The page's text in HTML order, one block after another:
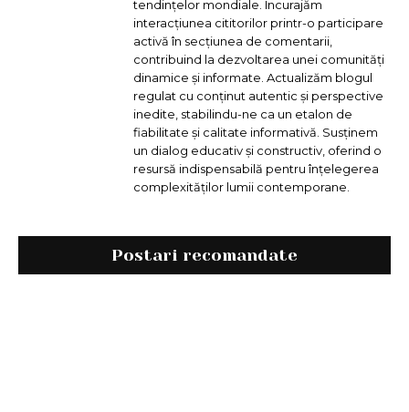
tendințelor mondiale. Încurajăm
interacțiunea cititorilor printr-o participare
activă în secțiunea de comentarii,
contribuind la dezvoltarea unei comunități
dinamice și informate. Actualizăm blogul
regulat cu conținut autentic și perspective
inedite, stabilindu-ne ca un etalon de
fiabilitate și calitate informativă. Susținem
un dialog educativ și constructiv, oferind o
resursă indispensabilă pentru înțelegerea
complexităților lumii contemporane.
Postari recomandate